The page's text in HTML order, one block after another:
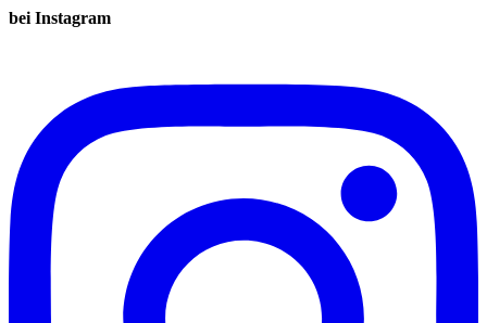
bei Instagram